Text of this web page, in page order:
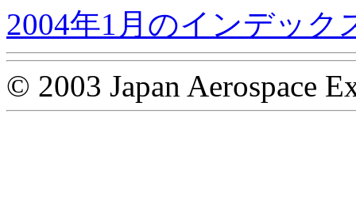
2004年1月のインデック
© 2003 Japan Aerospace